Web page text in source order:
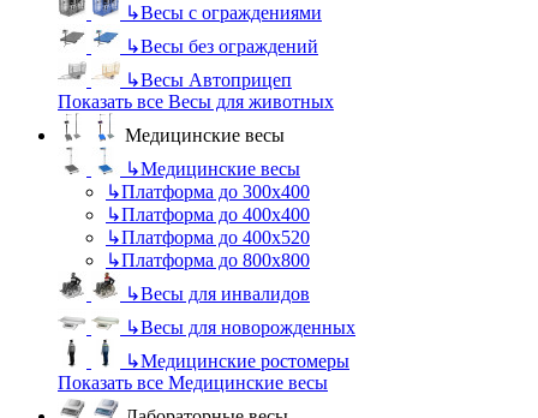
↳Весы с ограждениями
↳Весы без ограждений
↳Весы Автоприцеп
Показать все Весы для животных
Медицинские весы
↳Медицинские весы
↳Платформа до 300х400
↳Платформа до 400х400
↳Платформа до 400х520
↳Платформа до 800х800
↳Весы для инвалидов
↳Весы для новорожденных
↳Медицинские ростомеры
Показать все Медицинские весы